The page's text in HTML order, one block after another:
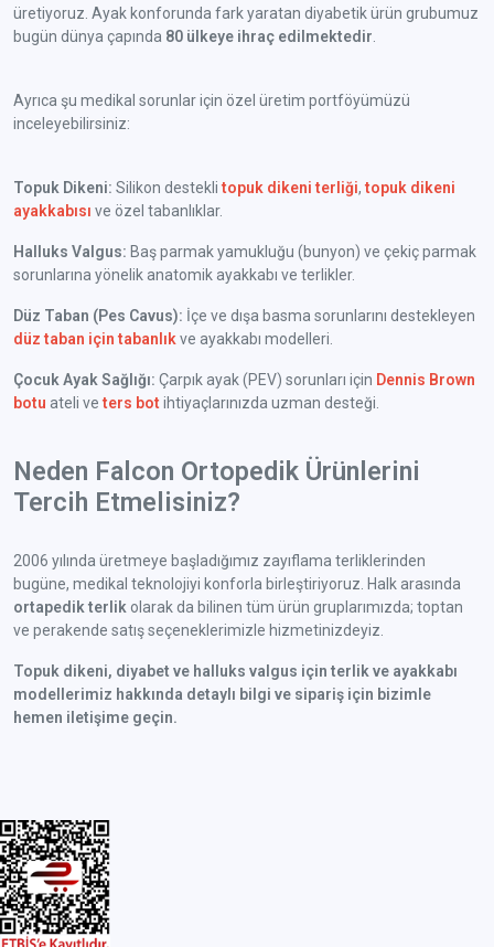
üretiyoruz. Ayak konforunda fark yaratan diyabetik ürün grubumuz
bugün dünya çapında 80 ülkeye ihraç edilmektedir
Ayrıca şu medikal sorunlar için özel üretim portföyümüzü
inceleyebilirsiniz:
Topuk Dikeni: Silikon desteklitopuk dikeni terliği,topuk dikeni
ayakkabısı ve özel tabanlıklar.
Halluks Valgus: Baş parmak yamukluğu (bunyon) ve çekiç parmak
sorunlarına yönelik anatomik ayakkabı ve terlikler.
Düz Taban (Pes Cavus): İçe ve dışa basma sorunlarını destekleyen
düz taban için tabanlık ve ayakkabı modelleri.
Çocuk Ayak Sağlığı: Çarpık ayak (PEV) sorunları için Dennis Brown
botu ateli veters bot ihtiyaçlarınızda uzman desteği.
Neden Falcon Ortopedik Ürünlerini
Tercih Etmelisiniz?
2006 yılında üretmeye başladığımız zayıflama terliklerinden
bugüne, medikal teknolojiyi konforla birleştiriyoruz. Halk arasında
ortapedik terlik olarak da bilinen tüm ürün gruplarımızda; toptan
ve perakende satış seçeneklerimizle hizmetinizdeyiz.
Topuk dikeni, diyabet ve halluks valgus için terlik ve ayakkabı
modellerimiz hakkında detaylı bilgi ve sipariş için bizimle
hemen iletişime geçin.